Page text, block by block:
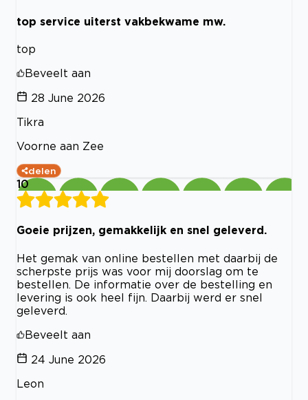
top service uiterst vakbekwame mw.
top
Beveelt aan
28 June 2026
Tikra
Voorne aan Zee
delen
10
Goeie prijzen, gemakkelijk en snel geleverd.
Het gemak van online bestellen met daarbij de
scherpste prijs was voor mij doorslag om te
bestellen. De informatie over de bestelling en
levering is ook heel fijn. Daarbij werd er snel
geleverd.
Beveelt aan
24 June 2026
Leon